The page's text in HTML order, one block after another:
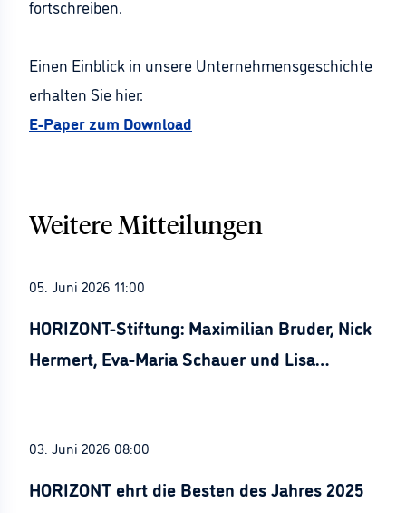
fortschreiben.
Einen Einblick in unsere Unternehmensgeschichte
erhalten Sie hier:
E-Paper zum Download
Weitere Mitteilungen
05. Juni 2026 11:00
HORIZONT-Stiftung: Maximilian Bruder, Nick
Hermert, Eva-Maria Schauer und Lisa
03. Juni 2026 08:00
HORIZONT ehrt die Besten des Jahres 2025